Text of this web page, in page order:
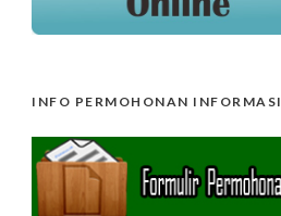
INFO PERMOHONAN INFORMASI